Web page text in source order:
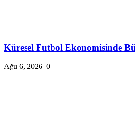
Küresel Futbol Ekonomisinde
Ağu 6, 2026 0